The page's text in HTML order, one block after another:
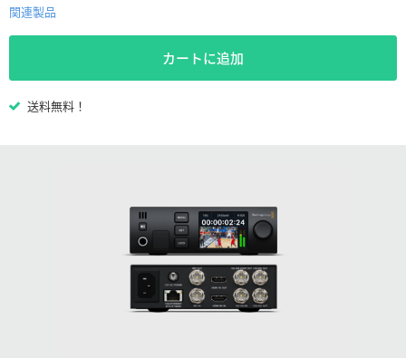
関連製品
カートに追加
送料無料！